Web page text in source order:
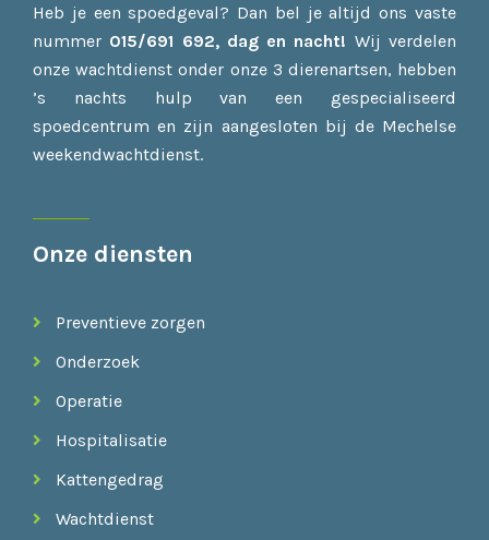
Heb je een spoedgeval? Dan bel je altijd ons vaste
nummer 015/691 692, dag en nacht! Wij verdelen
onze wachtdienst onder onze 3 dierenartsen, hebben
’s nachts hulp van een gespecialiseerd
spoedcentrum en zijn aangesloten bij de Mechelse
weekendwachtdienst.
Onze diensten
Preventieve zorgen
Onderzoek
Operatie
Hospitalisatie
Kattengedrag
Wachtdienst